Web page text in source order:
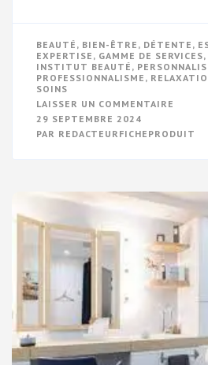
BEAUTÉ , BIEN-ÊTRE , DÉTENTE ,
EXPERTISE , GAMME DE SERVICES,
INSTITUT BEAUTÉ ,
PROFESSIONNALISME ,
SOINS
LAISSER UN COMMENTAIRE
DE
DE
29 SEPTEMBRE 2024
PAR REDACTEURFICHEPRODUIT